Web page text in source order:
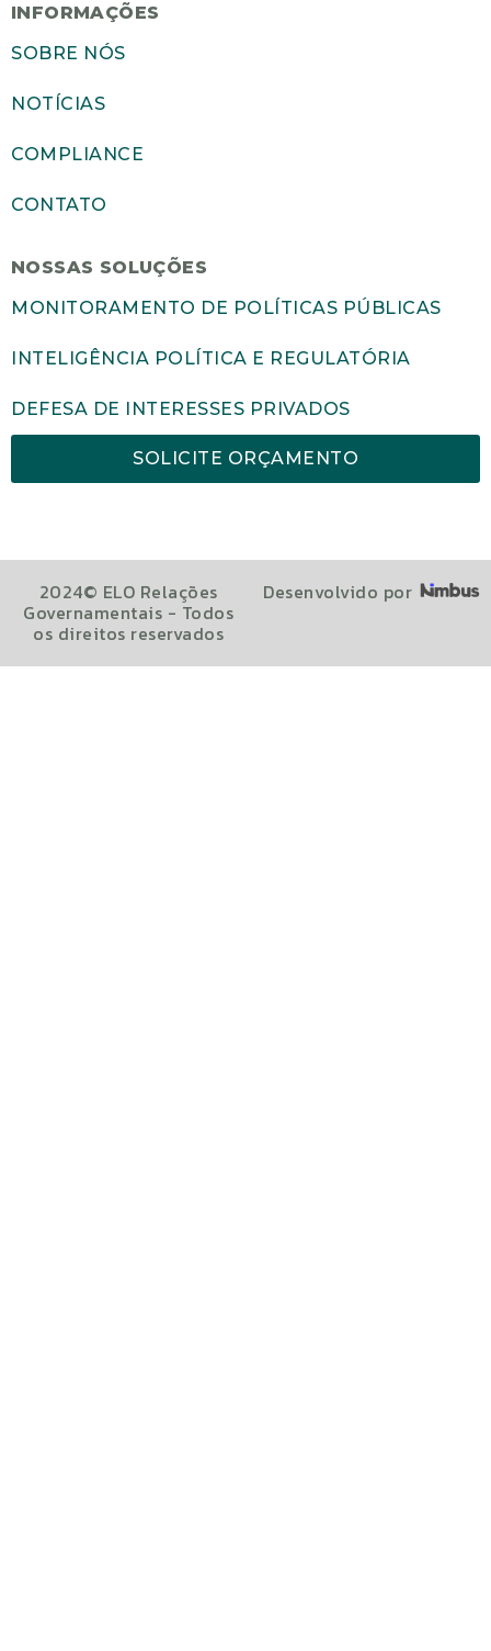
INFORMAÇÕES
SOBRE NÓS
NOTÍCIAS
COMPLIANCE
CONTATO
NOSSAS SOLUÇÕES
MONITORAMENTO DE POLÍTICAS PÚBLICAS
INTELIGÊNCIA POLÍTICA E REGULATÓRIA
DEFESA DE INTERESSES PRIVADOS
SOLICITE ORÇAMENTO
2024© ELO Relações
Governamentais - Todos
os direitos reservados
Desenvolvido por